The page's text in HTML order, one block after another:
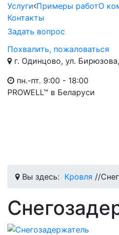
Услуги Примеры работО
Контакты
Задать вопрос
Похвалить, пожаловаться
г. Одинцово, ул.
пн.-пт. 9:00 - 18:00
PROWELL™ в Беларуси
Вы здесь: Кровля //